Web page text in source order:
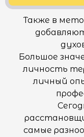
Также в
Большое
личность
личный
самые